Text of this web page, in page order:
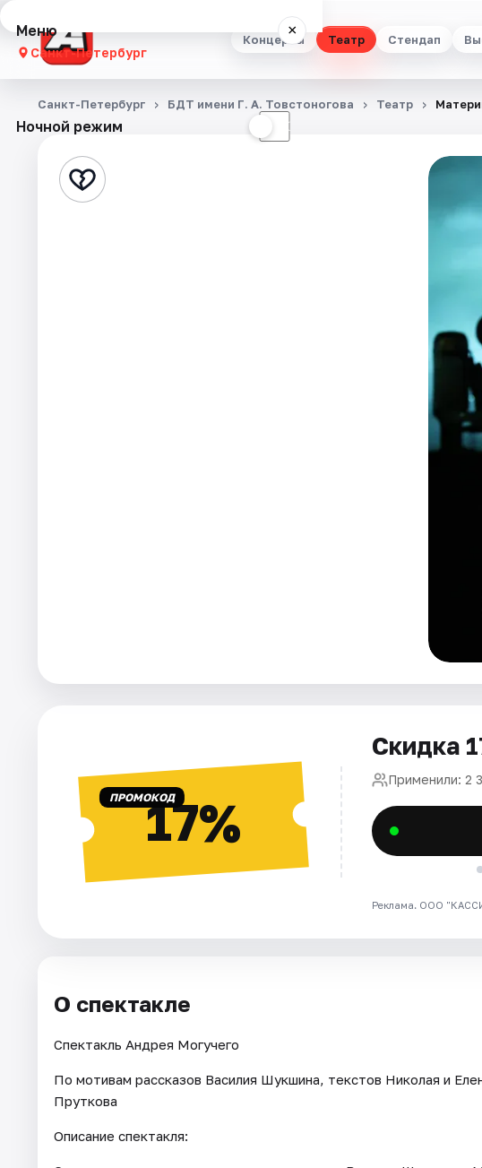
Концерты Театр Стендап
Меню ×
Санкт-Петербург
Концерты
Стендап
Ночной режим ☾
Санкт-Петербург БДТ имени Г. А. Товстоногова Театр
ПРОМОКОД17%
Скидка
Применили: 2
Реклама. ООО
О спектакле
Спектакль Андрея Могучего
По мотивам рассказов Василия Шукшина, текстов Николая и
Пруткова
Описание спектакля: